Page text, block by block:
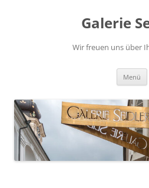
Galerie
Wir freuen uns über
Menü